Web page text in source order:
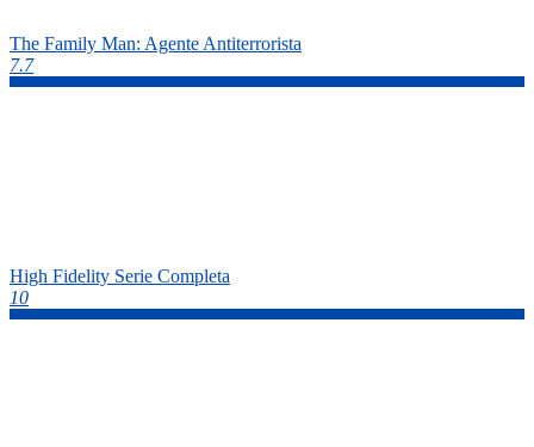
The Family Man: Agente Antiterrorista
7.7
High Fidelity Serie Completa
10